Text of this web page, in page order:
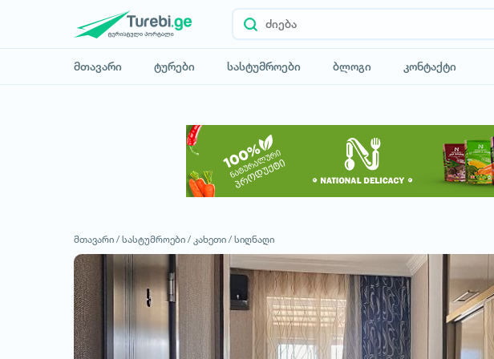
მთავარი ტურები სასტუმროები ბლოგი კონტაქტი
მთავარი / სასტუმროები / კახეთი / სიღნაღი